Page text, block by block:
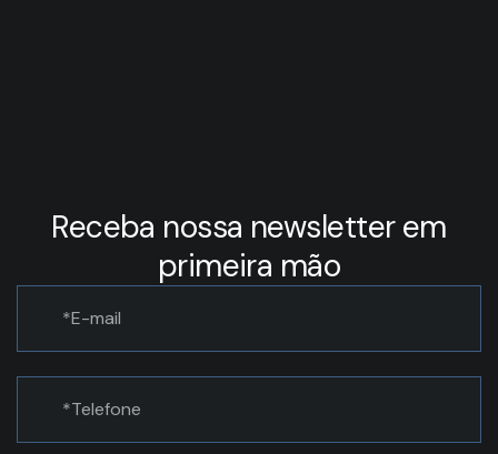
Receba nossa newsletter em
primeira mão